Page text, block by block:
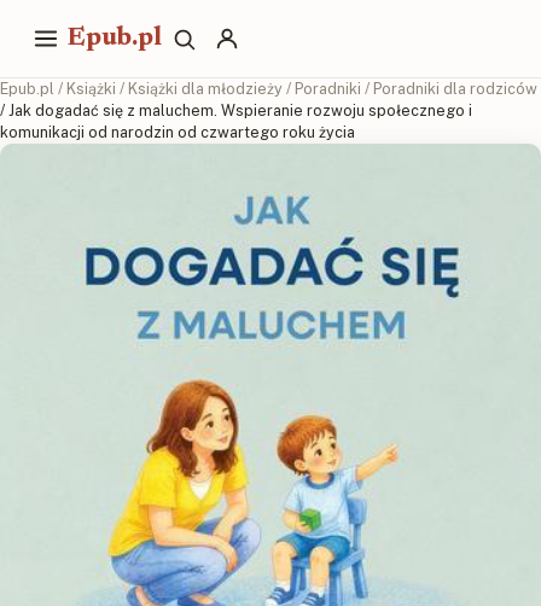
Epub.pl
Epub.pl / Książki / Książki dla młodzieży / Poradniki / Poradniki dla rodziców
/ Jak dogadać się z maluchem. Wspieranie rozwoju społecznego i
komunikacji od narodzin od czwartego roku życia